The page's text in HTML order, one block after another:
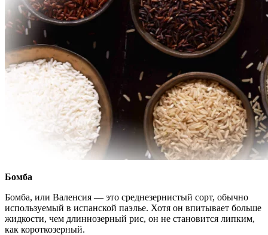
Бомба
Бомба, или Валенсия — это среднезернистый сорт, обычно
используемый в испанской паэлье. Хотя он впитывает больше
жидкости, чем длиннозерный рис, он не становится липким,
как короткозерный.